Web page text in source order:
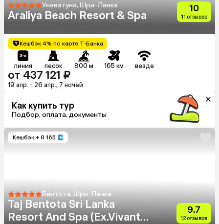
Унаватуна, Шри-Ланка
Araliya Beach Resort & Spa
10
11 отзывов
Кешбэк 4% по карте Т-Банка
линия песок 800 м 165 км везде
от 437 121 ₽
19 апр. - 26 апр., 7 ночей
Как купить тур
Подбор, оплата, документы
Кешбэк + 8 165
Бентота, Шри-Ланка
Taj Bentota Sri Lanka
Resort And Spa (Ex.Vivanta
9.7
12 отзывов